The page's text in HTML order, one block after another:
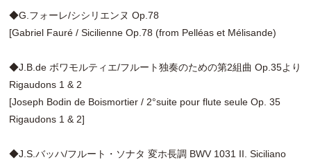
◆G.フォーレ/シシリエンヌ Op.78
[Gabriel Fauré / Sicilienne Op.78 (from Pelléas et Mélisande)
◆J.B.de ボワモルティエ/フルート独奏のための第2組曲 Op.35より
Rigaudons 1 & 2
[Joseph Bodin de Boismortier / 2°suite pour flute seule Op. 35
Rigaudons 1 & 2]
◆J.S.バッハ/フルート・ソナタ 変ホ長調 BWV 1031 II. Siciliano